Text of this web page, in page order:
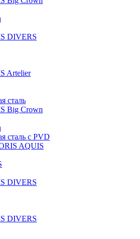
сталь
сталь с PVD